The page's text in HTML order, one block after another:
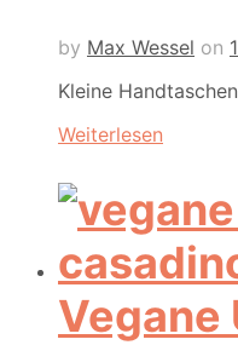
by Max Wessel on
Kleine
Weiterlesen
Vegane